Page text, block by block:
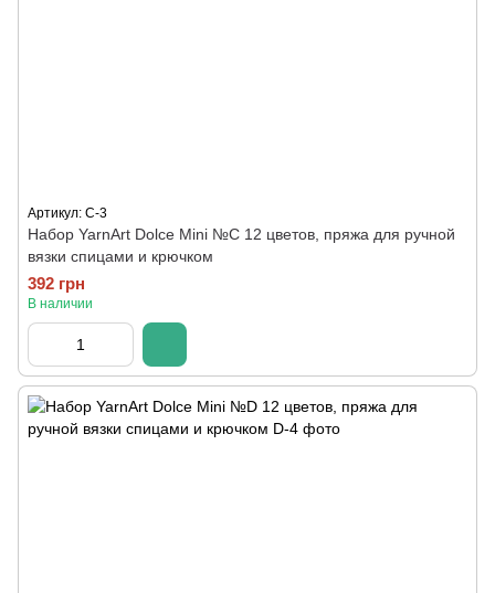
Артикул: C-3
Набор YarnArt Dolce Mini №C 12 цветов, пряжа для ручной
вязки спицами и крючком
392 грн
В наличии